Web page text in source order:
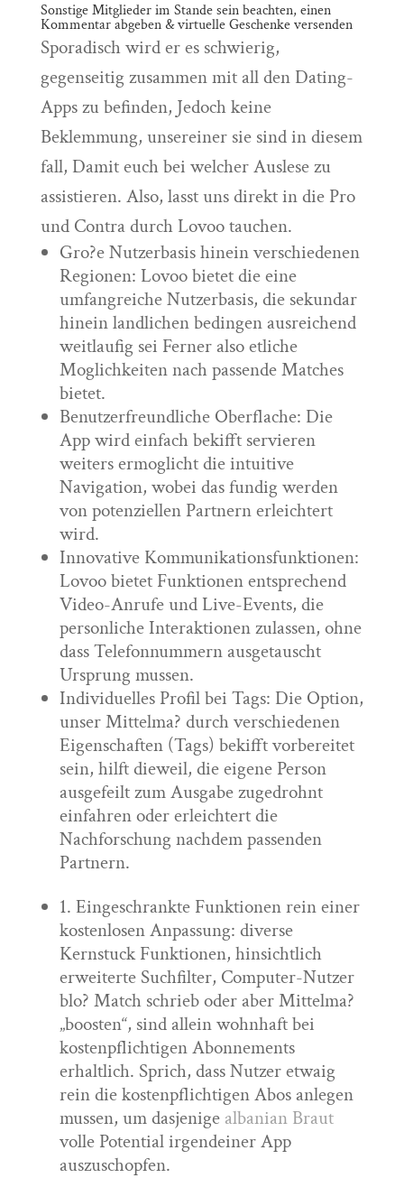
Sonstige Mitglieder im Stande sein beachten, einen
Kommentar abgeben & virtuelle Geschenke versenden
Sporadisch wird er es schwierig,
gegenseitig zusammen mit all den Dating-
Apps zu befinden, Jedoch keine
Beklemmung, unsereiner sie sind in diesem
fall, Damit euch bei welcher Auslese zu
assistieren. Also, lasst uns direkt in die Pro
und Contra durch Lovoo tauchen.
Gro?e Nutzerbasis hinein verschiedenen
Regionen: Lovoo bietet die eine
umfangreiche Nutzerbasis, die sekundar
hinein landlichen bedingen ausreichend
weitlaufig sei Ferner also etliche
Moglichkeiten nach passende Matches
bietet.
Benutzerfreundliche Oberflache: Die
App wird einfach bekifft servieren
weiters ermoglicht die intuitive
Navigation, wobei das fundig werden
von potenziellen Partnern erleichtert
wird.
Innovative Kommunikationsfunktionen:
Lovoo bietet Funktionen entsprechend
Video-Anrufe und Live-Events, die
personliche Interaktionen zulassen, ohne
dass Telefonnummern ausgetauscht
Ursprung mussen.
Individuelles Profil bei Tags: Die Option,
unser Mittelma? durch verschiedenen
Eigenschaften (Tags) bekifft vorbereitet
sein, hilft dieweil, die eigene Person
ausgefeilt zum Ausgabe zugedrohnt
einfahren oder erleichtert die
Nachforschung nachdem passenden
Partnern.
1. Eingeschrankte Funktionen rein einer
kostenlosen Anpassung: diverse
Kernstuck Funktionen, hinsichtlich
erweiterte Suchfilter, Computer-Nutzer
blo? Match schrieb oder aber Mittelma?
„boosten“, sind allein wohnhaft bei
kostenpflichtigen Abonnements
erhaltlich. Sprich, dass Nutzer etwaig
rein die kostenpflichtigen Abos anlegen
mussen, um dasjenige albanian Braut
volle Potential irgendeiner App
auszuschopfen.